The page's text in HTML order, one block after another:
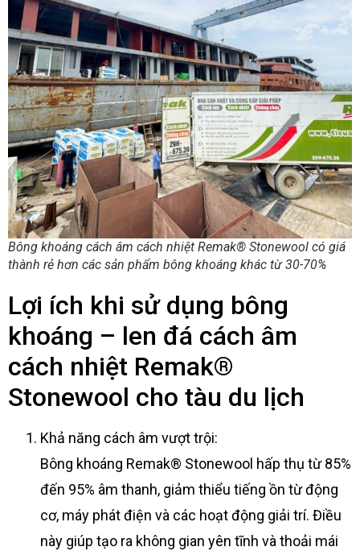
Bông khoáng cách âm cách nhiệt Remak® Stonewool có giá
thành rẻ hơn các sản phẩm bông khoáng khác từ 30-70%
Lợi ích khi sử dụng bông
khoáng – len đá cách âm
cách nhiệt Remak®
Stonewool cho tàu du lịch
Khả năng cách âm vượt trội:
Bông khoáng Remak® Stonewool hấp thụ từ 85%
đến 95% âm thanh, giảm thiểu tiếng ồn từ động
cơ, máy phát điện và các hoạt động giải trí. Điều
này giúp tạo ra không gian yên tĩnh và thoải mái